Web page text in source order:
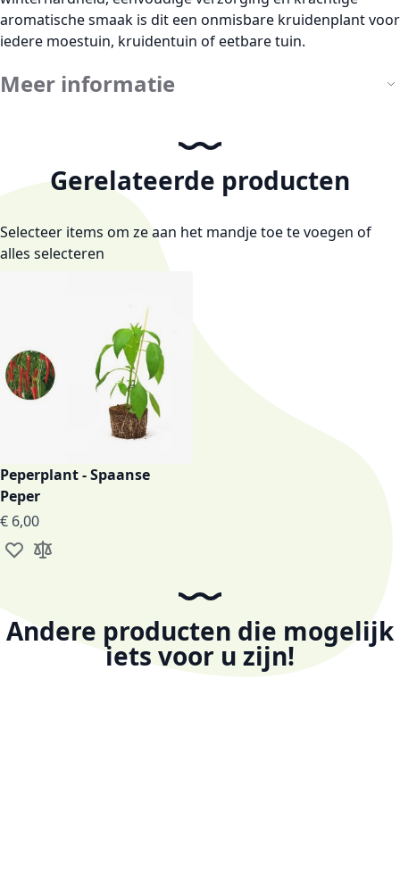
aromatische smaak is dit een onmisbare kruidenplant voor
iedere moestuin, kruidentuin of eetbare tuin.
Meer informatie
Gerelateerde producten
Selecteer items om ze aan het mandje toe te voegen of
alles selecteren
Peperplant - Spaanse
Peper
€ 6,00
Voeg toe aan verlanglijst
Toevoegen om te vergelijken
Andere producten die mogelijk
iets voor u zijn!